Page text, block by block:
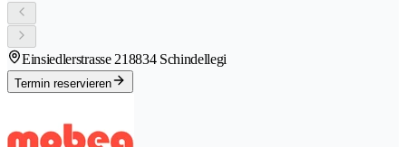
Einsiedlerstrasse 218834 Schindellegi
Termin reservieren